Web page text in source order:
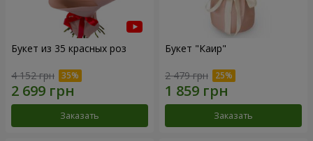
Букет из 35 красных роз
4 152 грн
Заказать
Букет "Каир"
2 479 грн
Заказать